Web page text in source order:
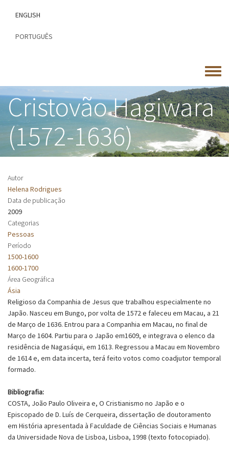
conteúdo
ENGLISH
PORTUGUÊS
Toggle
menu
Cristovão Hagiwara
(1572-1636)
Autor
Helena Rodrigues
Data de publicação
2009
Categorias
Pessoas
Período
1500-1600
1600-1700
Área Geográfica
Ásia
Religioso da Companhia de Jesus que trabalhou especialmente no
Japão. Nasceu em Bungo, por volta de 1572 e faleceu em Macau, a 21
de Março de 1636. Entrou para a Companhia em Macau, no final de
Março de 1604. Partiu para o Japão em1609, e integrava o elenco da
residência de Nagasáqui, em 1613. Regressou a Macau em Novembro
de 1614 e, em data incerta, terá feito votos como coadjutor temporal
formado.
Bibliografia:
COSTA, João Paulo Oliveira e, O Cristianismo no Japão e o
Episcopado de D. Luís de Cerqueira, dissertação de doutoramento
em História apresentada à Faculdade de Ciências Sociais e Humanas
da Universidade Nova de Lisboa, Lisboa, 1998 (texto fotocopiado).